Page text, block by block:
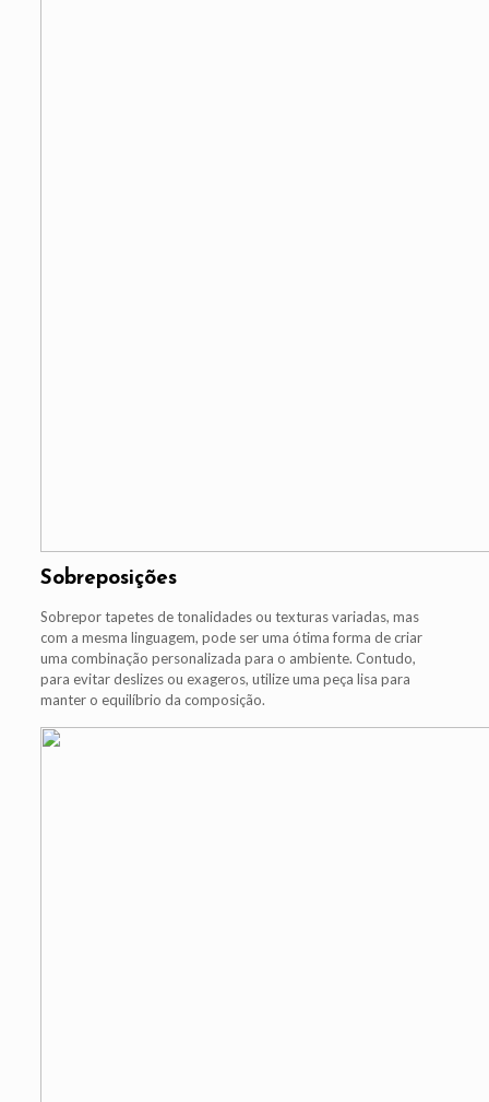
Sobreposições
Sobrepor tapetes de tonalidades ou texturas variadas, mas
com a mesma linguagem, pode ser uma ótima forma de criar
uma combinação personalizada para o ambiente. Contudo,
para evitar deslizes ou exageros, utilize uma peça lisa para
manter o equilíbrio da composição.